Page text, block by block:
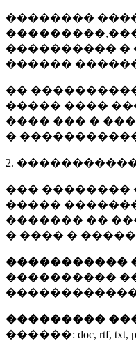
��������
���������� �
������
��
����� ����
���� ��� �
�
2.
��� ��������
�����
������� ��
� ���� �
�����������
����������
���������
������: doc, rtf, txt,